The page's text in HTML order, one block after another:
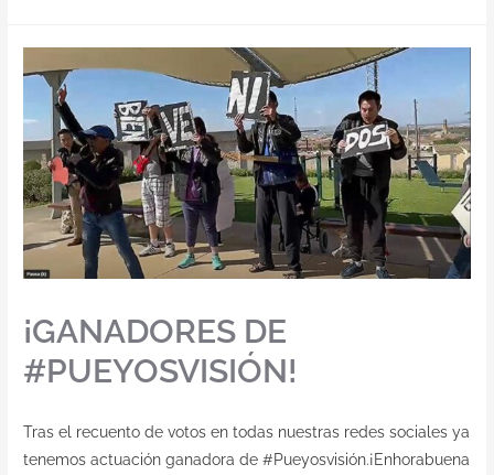
¡GANADORES DE
#PUEYOSVISIÓN!
Tras el recuento de votos en todas nuestras redes sociales ya
tenemos actuación ganadora de #Pueyosvisión.¡Enhorabuena